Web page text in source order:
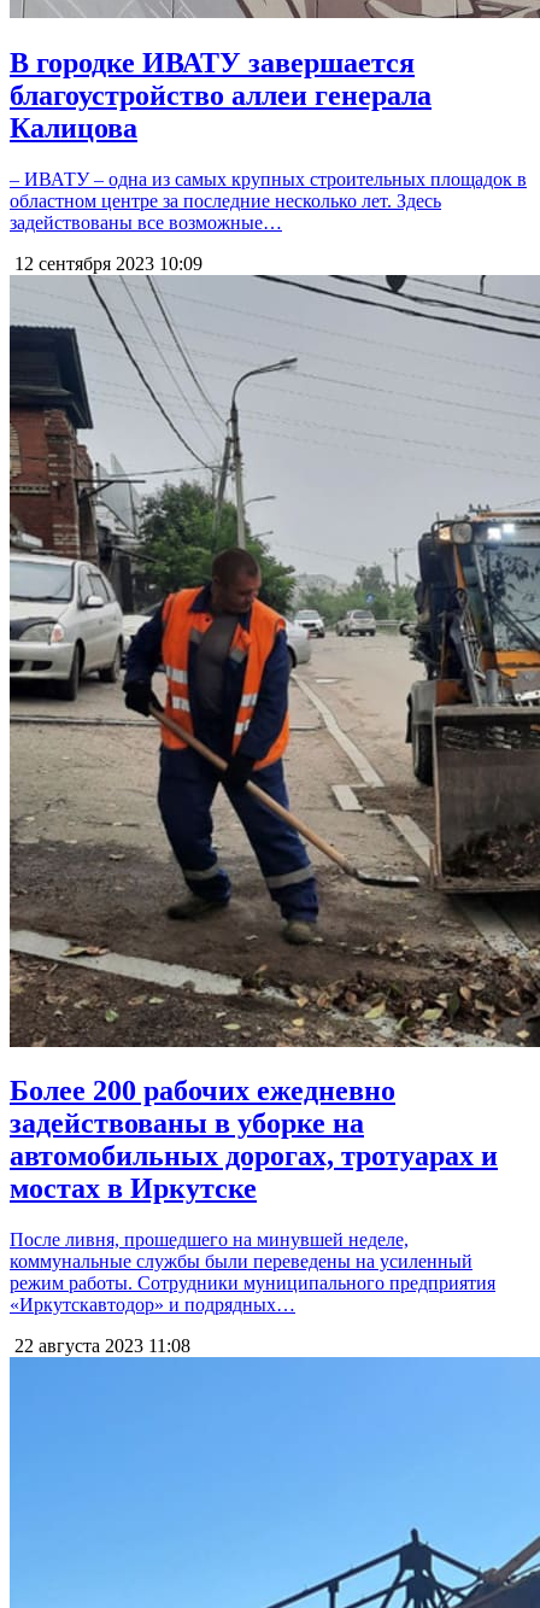
В городке ИВАТУ завершается
благоустройство аллеи генерала
Калицова
– ИВАТУ – одна из самых крупных строительных площадок в
областном центре за последние несколько лет. Здесь
задействованы все возможные…
12 сентября 2023 10:09
Более 200 рабочих ежедневно
задействованы в уборке на
автомобильных дорогах, тротуарах и
мостах в Иркутске
После ливня, прошедшего на минувшей неделе,
коммунальные службы были переведены на усиленный
режим работы. Сотрудники муниципального предприятия
«Иркутскавтодор» и подрядных…
22 августа 2023 11:08